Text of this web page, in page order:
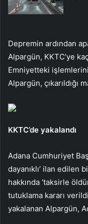
Depremin ardından
Alpargün, KKTC’ye
Emniyetteki
Alpargün, çıkarıldığı
KKTC’de yakalandı
Adana Cumhuriyet
dayanıklı’ ilan edilen
hakkında ‘taksirle
tutuklama kararı
yakalanan Alpargün,